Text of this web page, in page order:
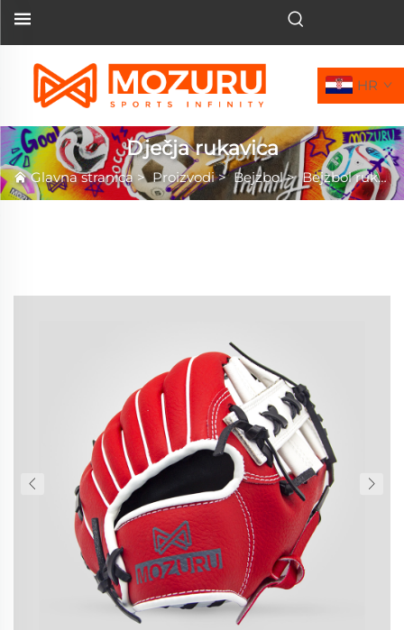
HR
Dječja rukavica
Glavna stranica>Proizvodi>Bejzbol>Bejzbol rukavica